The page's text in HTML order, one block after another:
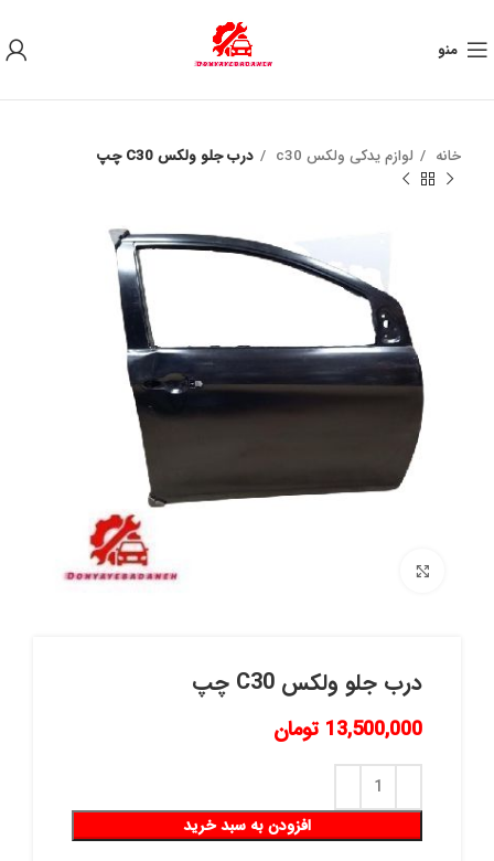
منو
خانه لوازم یدکی ولکس c30 درب جلو ولكس C30 چپ
درب جلو ولكس C30 چپ
13,500,000 تومان
افزودن به سبد خرید
به علت نوسان ارز ، لطفا قبل از خرید تماس بگیرید.